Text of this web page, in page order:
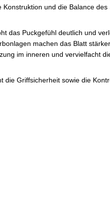
und die Balance des
das Puckgefühl deutlich und
machen das Blatt
im inneren und vervielfacht
die Griffsicherheit sowie die